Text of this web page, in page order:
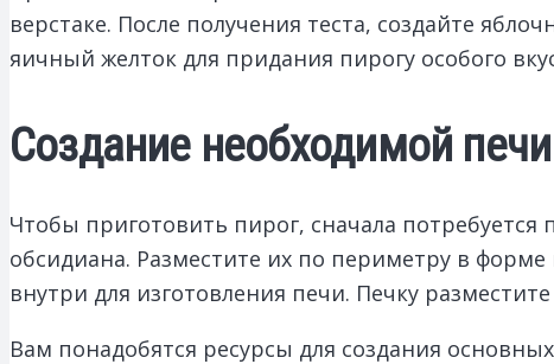
верстаке. После получения теста, создайте
яичный желток для придания пирогу особого
Создание необходимой
Чтобы приготовить пирог, сначала
обсидиана. Разместите их по периметру в
внутри для изготовления печи. Печку
Вам понадобятся ресурсы для создания